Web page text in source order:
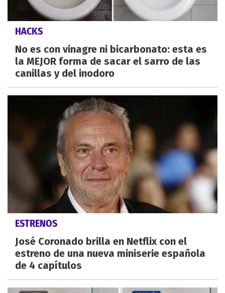
HACKS
No es con vinagre ni bicarbonato: esta es
la MEJOR forma de sacar el sarro de las
canillas y del inodoro
ESTRENOS
José Coronado brilla en Netflix con el
estreno de una nueva miniserie española
de 4 capítulos